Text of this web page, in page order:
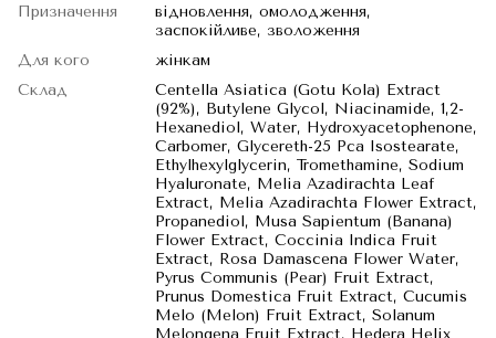
Призначення
відновлення, омолодження,
заспокійливе, зволоження
Для кого
жінкам
Склад
Centella Asiatica (Gotu Kola) Extract
(92%), Butylene Glycol, Niacinamide, 1,2-
Hexanediol, Water, Hydroxyacetophenone,
Carbomer, Glycereth-25 Pca Isostearate,
Ethylhexylglycerin, Tromethamine, Sodium
Hyaluronate, Melia Azadirachta Leaf
Extract, Melia Azadirachta Flower Extract,
Propanediol, Musa Sapientum (Banana)
Flower Extract, Coccinia Indica Fruit
Extract, Rosa Damascena Flower Water,
Pyrus Communis (Pear) Fruit Extract,
Prunus Domestica Fruit Extract, Cucumis
Melo (Melon) Fruit Extract, Solanum
Melongena Fruit Extract, Hedera Helix